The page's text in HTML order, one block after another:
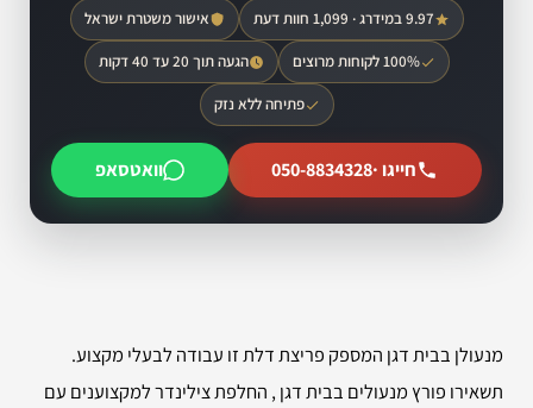
9.97 במידרג · 1,099 חוות דעת אישור משטרת ישראל
100% לקוחות מרוצים הגעה תוך 20 עד 40 דקות
פתיחה ללא נזק
חייגו ·050-8834328 וואטסאפ
מנעולן בבית דגן המספק פריצת דלת זו עבודה לבעלי מקצוע.
תשאירו פורץ מנעולים בבית דגן , החלפת צילינדר למקצוענים עם